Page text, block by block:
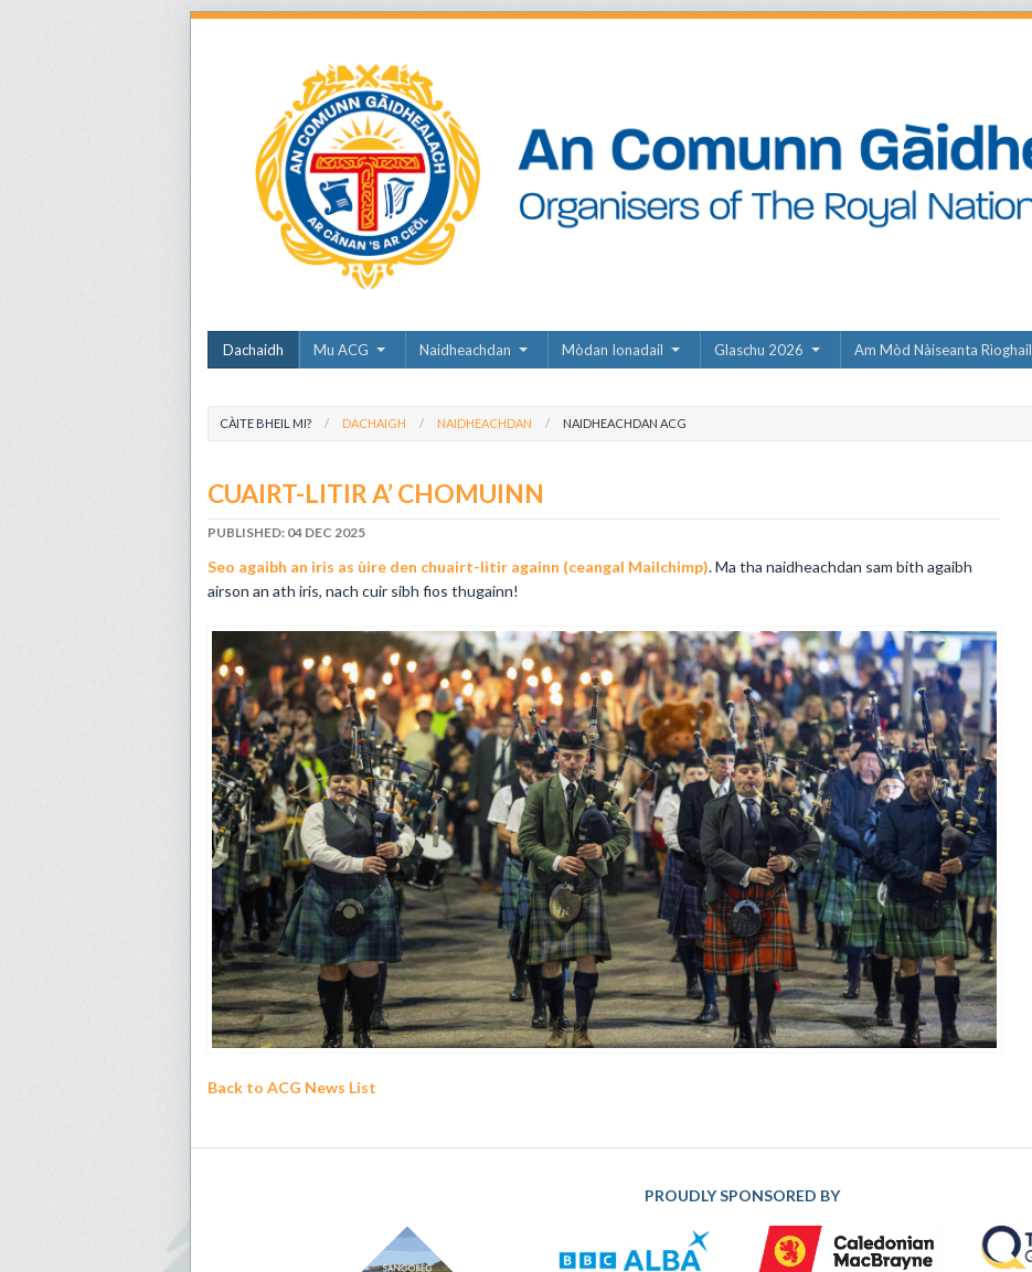
Dachaidh Mu ACG Naidheachdan Mòdan Ionadail Glaschu 2026 Am Mòd Nàiseanta Rìoghail
CÀITE BHEIL MI? DACHAIGH NAIDHEACHDAN NAIDHEACHDAN ACG
CUAIRT-LITIR A’ CHOMUINN
PUBLISHED: 04 DEC 2025
​Seo agaibh an iris as ùire den chuairt-litir againn (ceangal Mailchimp). Ma tha naidheachdan sam bith agaibh
airson an ath iris, nach cuir sibh fios thugainn!
Back to ACG News List
PROUDLY SPONSORED BY